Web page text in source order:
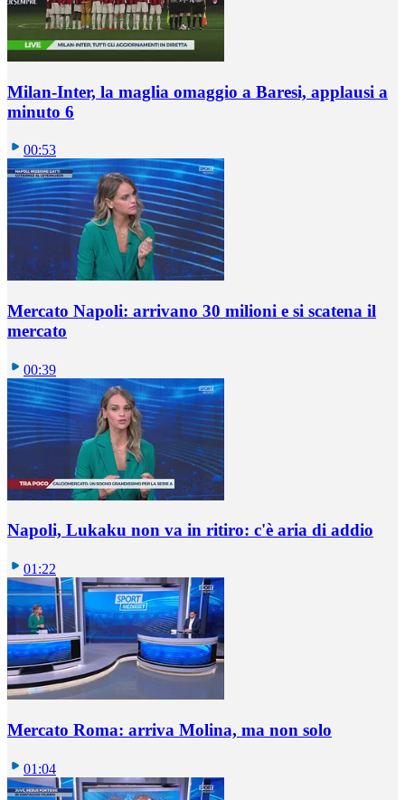
Milan-Inter, la maglia omaggio a Baresi, applausi a
minuto 6
00:53
Mercato Napoli: arrivano 30 milioni e si scatena il
mercato
00:39
Napoli, Lukaku non va in ritiro: c'è aria di addio
01:22
Mercato Roma: arriva Molina, ma non solo
01:04